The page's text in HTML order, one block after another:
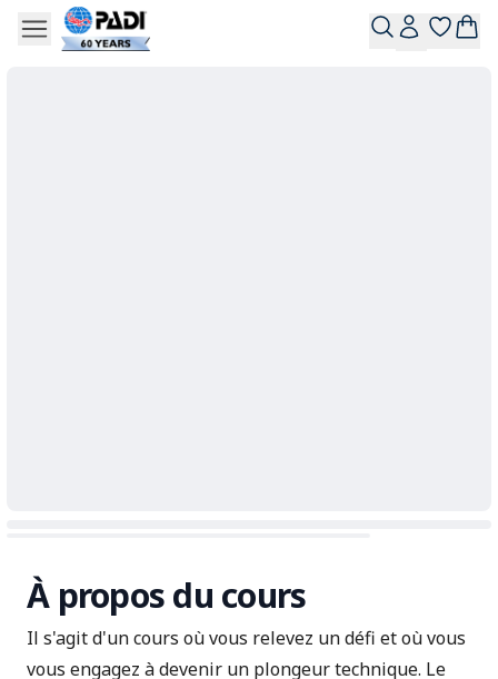
À propos du cours
Il s'agit d'un cours où vous relevez un défi et où vous
vous engagez à devenir un plongeur technique. Le